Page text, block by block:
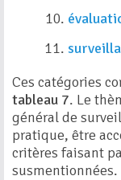
Ces catégories
tableau 7. Le
général de
pratique, être
critères faisant
susmentionnées.